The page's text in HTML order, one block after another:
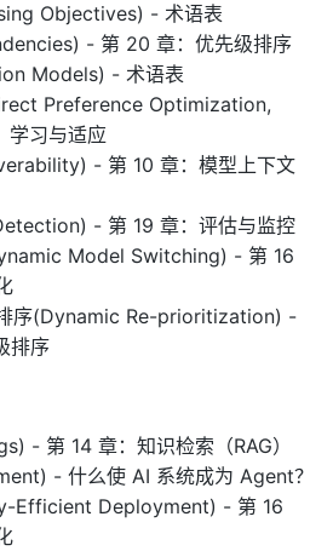
Objectives) - 术语表
- 第 20 章：优先级排序
Models) - 术语表
Preference Optimization,
学习与适应
- 第 10 章：模型上下文
- 第 19 章：评估与监控
Model Switching) - 第 16
序(Dynamic Re-prioritization) -
排序
- 第 14 章：知识检索（RAG）
- 什么使 AI 系统成为 Agent？
Efficient Deployment) - 第 16